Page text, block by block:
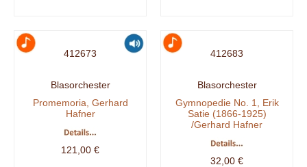
412673
Blasorchester
Promemoria, Gerhard
Hafner
121,00 €
412683
Blasorchester
Gymnopedie No. 1, Erik
Satie (1866-1925)
/Gerhard Hafner
32,00 €